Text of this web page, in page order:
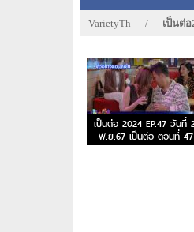
VarietyTh / เป็นต่
เป็นต่อ 2024 EP.47 วันที่
พ.ย.67 เป็นต่อ ตอนที่ 47